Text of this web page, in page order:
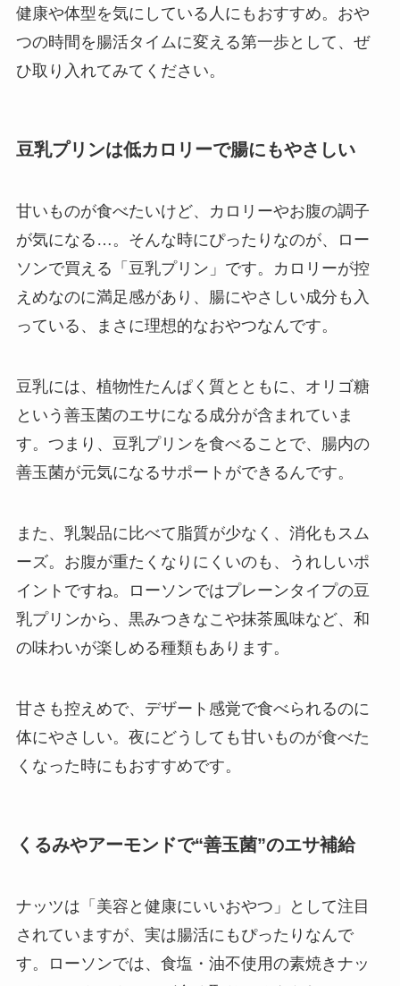
健康や体型を気にしている人にもおすすめ。おや
つの時間を腸活タイムに変える第一歩として、ぜ
ひ取り入れてみてください。
豆乳プリンは低カロリーで腸にもやさしい
甘いものが食べたいけど、カロリーやお腹の調子
が気になる…。そんな時にぴったりなのが、ロー
ソンで買える「豆乳プリン」です。カロリーが控
えめなのに満足感があり、腸にやさしい成分も入
っている、まさに理想的なおやつなんです。
豆乳には、植物性たんぱく質とともに、オリゴ糖
という善玉菌のエサになる成分が含まれていま
す。つまり、豆乳プリンを食べることで、腸内の
善玉菌が元気になるサポートができるんです。
また、乳製品に比べて脂質が少なく、消化もスム
ーズ。お腹が重たくなりにくいのも、うれしいポ
イントですね。ローソンではプレーンタイプの豆
乳プリンから、黒みつきなこや抹茶風味など、和
の味わいが楽しめる種類もあります。
甘さも控えめで、デザート感覚で食べられるのに
体にやさしい。夜にどうしても甘いものが食べた
くなった時にもおすすめです。
くるみやアーモンドで“善玉菌”のエサ補給
ナッツは「美容と健康にいいおやつ」として注目
されていますが、実は腸活にもぴったりなんで
す。ローソンでは、食塩・油不使用の素焼きナッ